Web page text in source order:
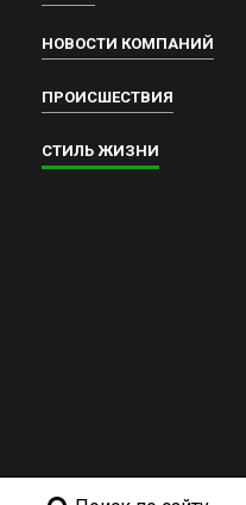
НОВОСТИ КОМПАНИЙ
ПРОИСШЕСТВИЯ
СТИЛЬ ЖИЗНИ